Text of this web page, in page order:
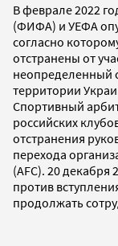
В феврале 2022
(ФИФА) и УЕФА
согласно
отстранены от
неопределенный
территории
Спортивный
российских
отстранения
перехода
(AFC). 20
против
продолжать